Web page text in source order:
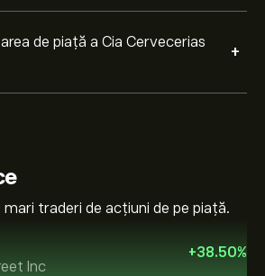
de piață a Cia Cervecerias
+
mari traderi de acțiuni de pe piață.
Inc
+38.50%